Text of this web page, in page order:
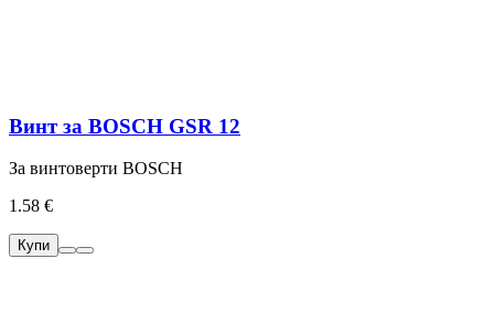
Винт за BOSCH GSR 12
За винтоверти BOSCH
1.58 €
Купи